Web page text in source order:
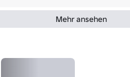
Mehr ansehen